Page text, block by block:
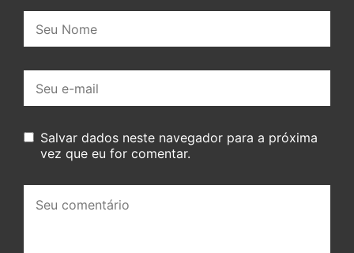
mail:
Salvar dados neste navegador para a próxima
vez que eu for comentar.
comentário: